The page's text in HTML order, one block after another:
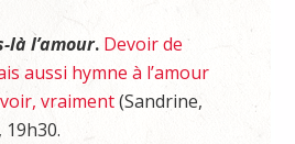
là l’amour. Devoir de
aussi hymne à l’amour
vraiment(Sandrine,
19h30.